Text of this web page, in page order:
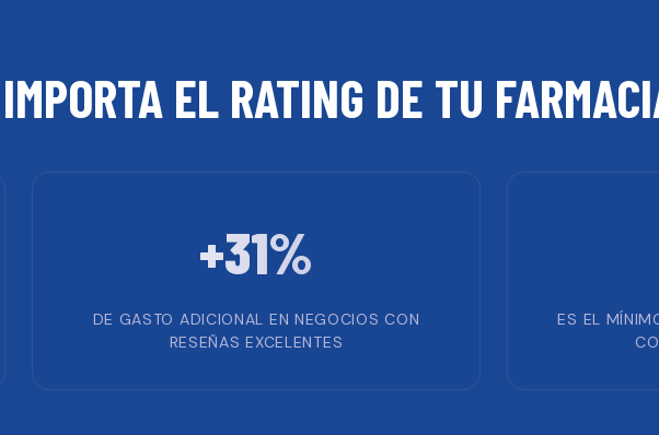
EL RATING DE TU
+31%
DE GASTO ADICIONAL EN NEGOCIOS CON
RESEÑAS EXCELENTES
ES EL